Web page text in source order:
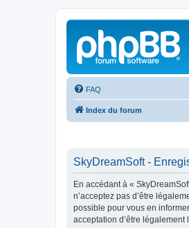
FAQ
Index du forum
SkyDreamSoft -
En accédant à «
n’acceptez pas d’être
possible pour vous en
acceptation d’être